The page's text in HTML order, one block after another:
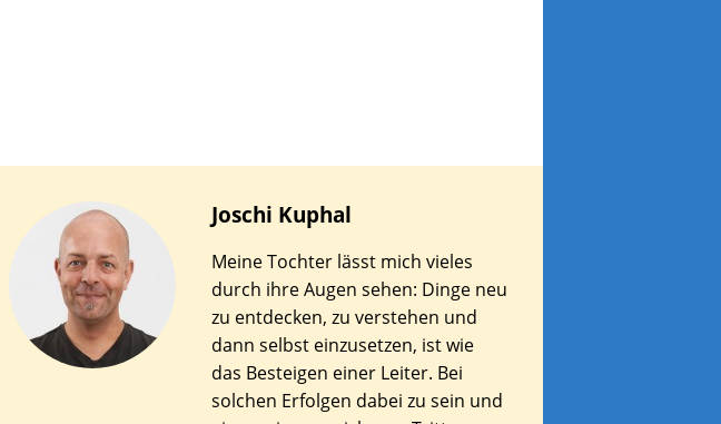
Joschi Kuphal
Meine Tochter lässt mich vieles
durch ihre Augen sehen: Dinge neu
zu entdecken, zu verstehen und
dann selbst einzusetzen, ist wie
das Besteigen einer Leiter. Bei
solchen Erfolgen dabei zu sein und